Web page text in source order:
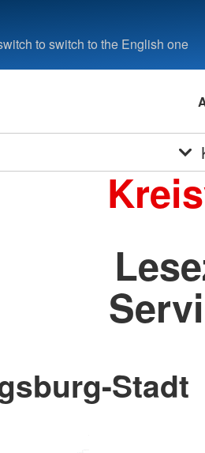
to switch to the English one
Stadt